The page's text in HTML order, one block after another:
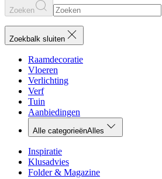
Zoeken
Zoekbalk sluiten
Raamdecoratie
Vloeren
Verlichting
Verf
Tuin
Aanbiedingen
Alle categorieënAlles
Inspiratie
Klusadvies
Folder & Magazine